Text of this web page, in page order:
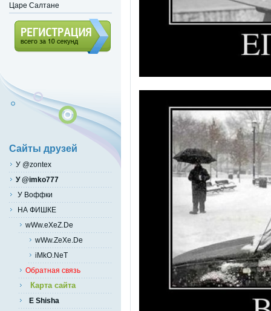
Царе Салтане
Сайты друзей
У @zontex
У @imko777
У Воффки
НА ФИШКЕ
wWw.eXeZ.De
wWw.ZeXe.De
iMkO.NeT
Обратная связь
Карта сайта
E Shisha